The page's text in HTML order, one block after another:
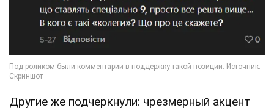
Другие же подчеркнули: чрезмерный акцент